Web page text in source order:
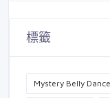
標籤
Mystery Belly